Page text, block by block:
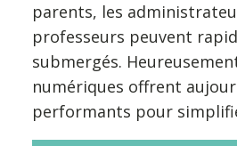
parents, les
professeurs peuvent
submergés.
numériques offrent
performants pour